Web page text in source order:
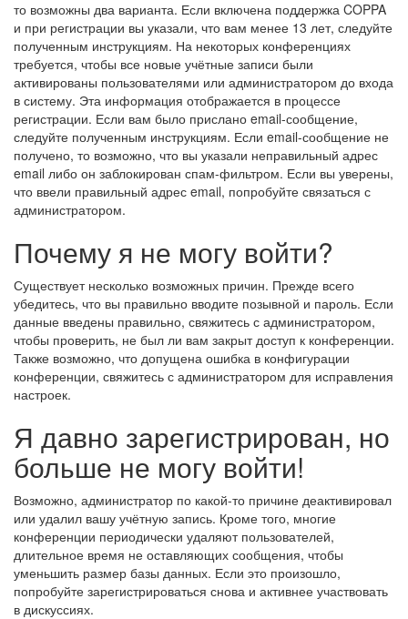
то возможны два варианта. Если включена поддержка COPPA
и при регистрации вы указали, что вам менее 13 лет, следуйте
полученным инструкциям. На некоторых конференциях
требуется, чтобы все новые учётные записи были
активированы пользователями или администратором до входа
в систему. Эта информация отображается в процессе
регистрации. Если вам было прислано email-сообщение,
следуйте полученным инструкциям. Если email-сообщение не
получено, то возможно, что вы указали неправильный адрес
email либо он заблокирован спам-фильтром. Если вы уверены,
что ввели правильный адрес email, попробуйте связаться с
администратором.
Почему я не могу войти?
Существует несколько возможных причин. Прежде всего
убедитесь, что вы правильно вводите позывной и пароль. Если
данные введены правильно, свяжитесь с администратором,
чтобы проверить, не был ли вам закрыт доступ к конференции.
Также возможно, что допущена ошибка в конфигурации
конференции, свяжитесь с администратором для исправления
настроек.
Я давно зарегистрирован, но
больше не могу войти!
Возможно, администратор по какой-то причине деактивировал
или удалил вашу учётную запись. Кроме того, многие
конференции периодически удаляют пользователей,
длительное время не оставляющих сообщения, чтобы
уменьшить размер базы данных. Если это произошло,
попробуйте зарегистрироваться снова и активнее участвовать
в дискуссиях.